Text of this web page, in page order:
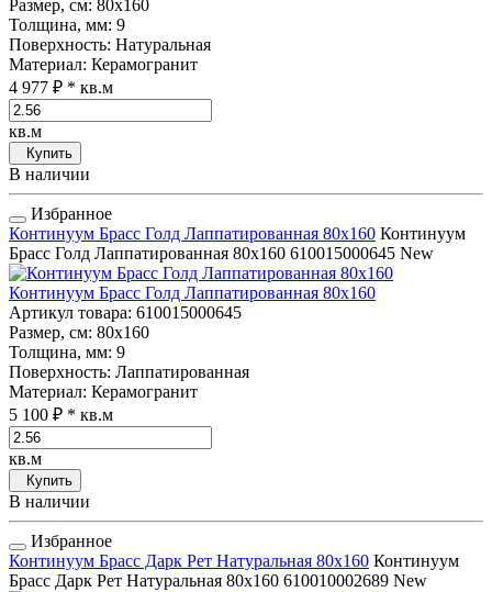
Размер, см: 80x160
Толщина, мм: 9
Поверхность: Натуральная
Материал: Керамогранит
4 977 ₽ * кв.м
кв.м
Купить
В наличии
Избранное
Континуум Брасс Голд Лаппатированная 80x160 Континуум
Брасс Голд Лаппатированная 80x160 610015000645 New
Континуум Брасс Голд Лаппатированная 80x160
Артикул товара: 610015000645
Размер, см: 80x160
Толщина, мм: 9
Поверхность: Лаппатированная
Материал: Керамогранит
5 100 ₽ * кв.м
кв.м
Купить
В наличии
Избранное
Континуум Брасс Дарк Рет Натуральная 80x160 Континуум
Брасс Дарк Рет Натуральная 80x160 610010002689 New